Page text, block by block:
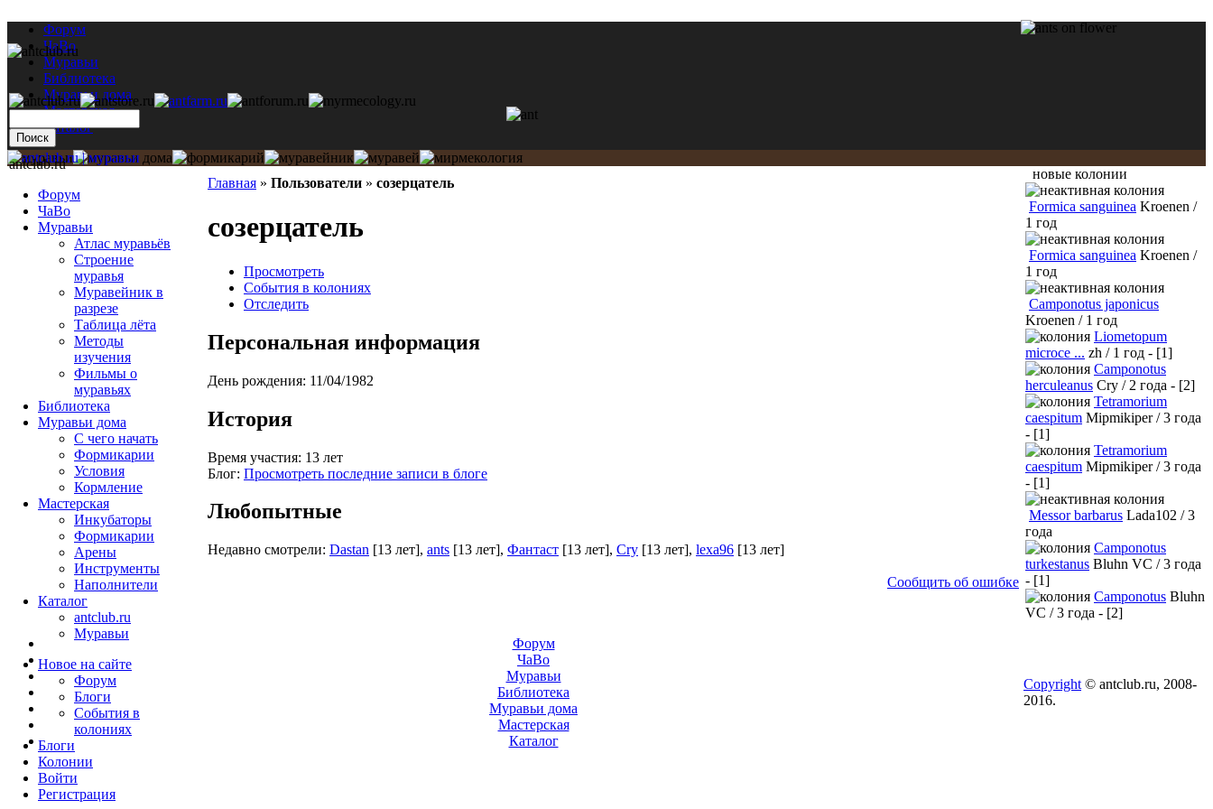
Форум
ЧаВо
Муравьи
Библиотека
Муравьи дома
Мастерская
Каталог
Главная » Пользователи » созерцатель
созерцатель
Просмотреть
События в колониях
Отследить
Персональная информация
День рождения: 11/04/1982
История
Время участия: 13 лет
Блог: Просмотреть последние записи в блоге
Любопытные
Недавно смотрели: Dastan [13 лет], ants [13 лет], Фантаст [13 лет], Cry [13 лет], lexa96 [13 лет]
Сообщить об ошибке
antclub.ru
Форум
ЧаВо
Муравьи
Атлас муравьёв
Строение
муравья
Муравейник в
разрезе
Таблица лёта
Методы
изучения
Фильмы о
муравьях
Библиотека
Муравьи дома
С чего начать
Формикарии
Условия
Кормление
Мастерская
Инкубаторы
Формикарии
Арены
Инструменты
Наполнители
Каталог
antclub.ru
Муравьи
Новое на сайте
Форум
Блоги
События в
колониях
Блоги
Колонии
Войти
Peгиcтpaция
новые колонии
Formica sanguinea Kroenen /
1 год
Formica sanguinea Kroenen /
1 год
Camponotus japonicus
Kroenen / 1 год
Liometopum
microce ... zh / 1 год - [1]
Camponotus
herculeanus Cry / 2 года - [2]
Tetramorium
caespitum Mipmikiper / 3 года
- [1]
Tetramorium
caespitum Mipmikiper / 3 года
- [1]
Messor barbarus Lada102 / 3
года
Camponotus
turkestanus Bluhn VC / 3 года
- [1]
Camponotus Bluhn
VC / 3 года - [2]
Форум
ЧаВо
Муравьи
Библиотека
Муравьи дома
Мастерская
Каталог
Copyright © antclub.ru, 2008-
2016.